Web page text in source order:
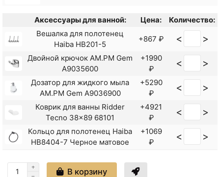
Аксессуары для ванной: Цена:
Количество:
Вешалка для полотенец
Haiba HB201-5
+867 ₽ < >
Двойной крючок AM.PM Gem
A9035600
+1990
₽
< >
Дозатор для жидкого мыла
AM.PM Gem A9036900
+5290
₽
< >
Коврик для ванны Ridder
Tecno 38x89 68101
+4921
₽
< >
Кольцо для полотенец Haiba
HB8404-7 Черное матовое
+1069
₽
< >
AM.PM Gem A9035900
В корзину